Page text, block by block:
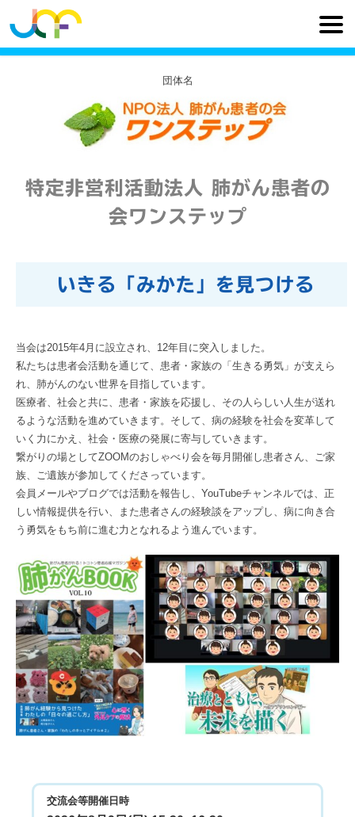
団体名
特定非営利活動法人 肺がん患者の
会ワンステップ
いきる「みかた」を見つける
当会は2015年4月に設立され、12年目に突入しました。
私たちは患者会活動を通じて、患者・家族の「生きる勇気」が支えら
れ、肺がんのない世界を目指しています。
医療者、社会と共に、患者・家族を応援し、その人らしい人生が送れ
るような活動を進めていきます。そして、病の経験を社会を変革して
いく力にかえ、社会・医療の発展に寄与していきます。
繋がりの場としてZOOMのおしゃべり会を毎月開催し患者さん、ご家
族、ご遺族が参加してくださっています。
会員メールやブログでは活動を報告し、YouTubeチャンネルでは、正
しい情報提供を行い、また患者さんの経験談をアップし、病に向き合
う勇気をもち前に進む力となれるよう進んでいます。
交流会等開催日時